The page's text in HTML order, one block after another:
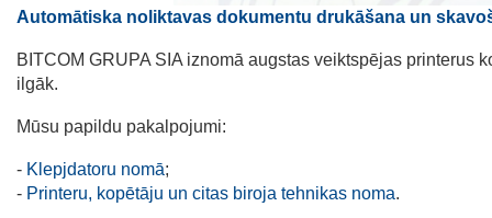
Automātiska noliktavas dokumentu drukāšana un
BITCOM GRUPA SIA iznomā augstas veiktspējas printerus
ilgāk.
Mūsu papildu pakalpojumi:
- Klepjdatoru nomā;
- Printeru, kopētāju un citas biroja tehnikas noma.